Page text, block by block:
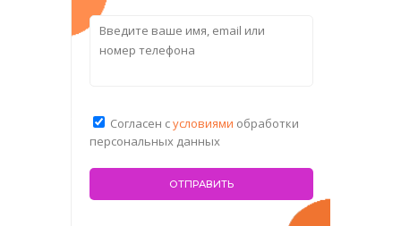
Согласен сусловиями обработки
персональных данных